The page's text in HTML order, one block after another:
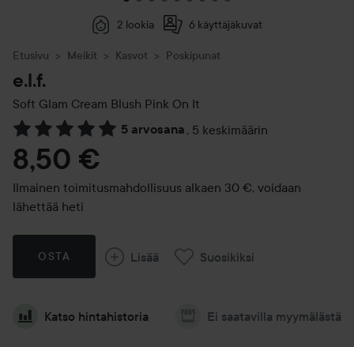
2 lookia 6 käyttäjäkuvat
Etusivu Meikit Kasvot Poskipunat
e.l.f.
Soft Glam Cream Blush Pink On It
5 arvosana , 5 keskimäärin
Siirtyä jhk Arvosana & kommentit
8,50 €
Ilmainen toimitusmahdollisuus alkaen 30 €, voidaan
lähettää heti
OSTA Lisää Suosikiksi
Katso hintahistoria Ei saatavilla myymälästä